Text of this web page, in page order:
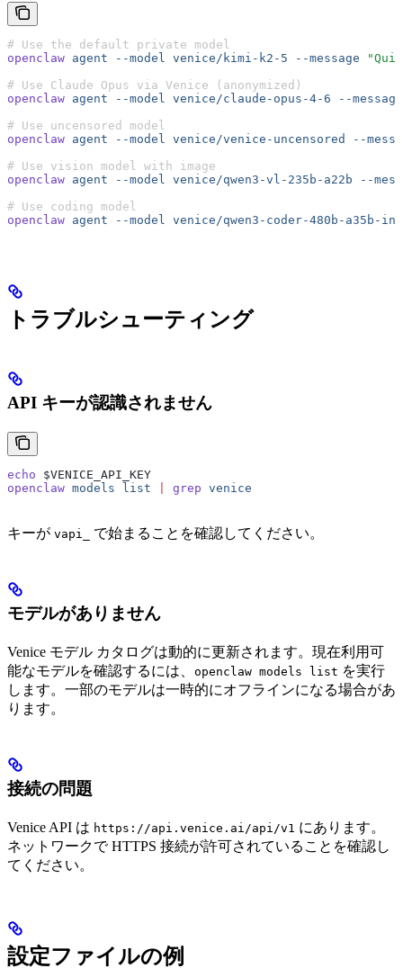
# Use the default private model
openclaw agent --model venice/kimi-k2-5 --message
# Use Claude Opus via Venice (anonymized)
openclaw agent --model venice/claude-opus-4-6 --message
# Use uncensored model
openclaw agent --model venice/venice-uncensored
--
# Use vision model with image
openclaw agent --model venice/qwen3-vl-235b-a22b --
# Use coding model
openclaw agent --model venice/qwen3-coder-480b-a35b-
トラブルシューティング
API キーが認識されません
echo $VENICE_API_KEY
openclaw models list grep venice
キーが vapi_ で始まることを確認してください。
モデルがありません
Venice モデル カタログは動的に更新されます。現在利用可
能なモデルを確認するには、 openclaw models list を実行
します。一部のモデルは一時的にオフラインになる場合があ
ります。
接続の問題
Venice API は https://api.venice.ai/api/v1 にあります。
ネットワークで HTTPS 接続が許可されていることを確認し
てください。
設定ファイルの例